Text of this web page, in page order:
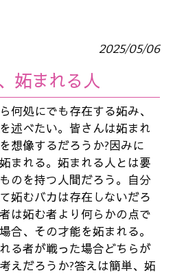
2025/05/06
妬まれる人
何処にでも存在する妬み、
述べたい。皆さんは妬まれ
想像するだろうか?因みに
まれる。妬まれる人とは要
のを持つ人間だろう。自分
妬むバカは存在しないだろ
は妬む者より何らかの点で
合、その才能を妬まれる。
る者が戦った場合どちらが
えだろうか?答えは簡単、妬